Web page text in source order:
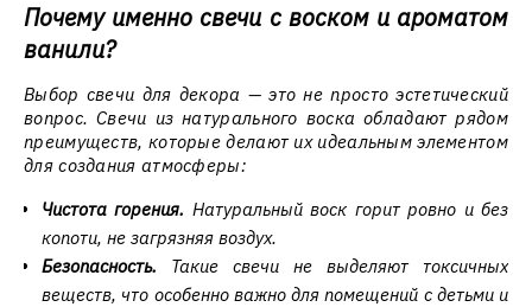
Почему именно свечи с воском и ароматом
ванили?
Выбор свечи для декора — это не просто эстетический
вопрос. Свечи из натурального воска обладают рядом
преимуществ, которые делают их идеальным элементом
для создания атмосферы:
Чистота горения. Натуральный воск горит ровно и без
копоти, не загрязняя воздух.
Безопасность. Такие свечи не выделяют токсичных
веществ, что особенно важно для помещений с детьми и